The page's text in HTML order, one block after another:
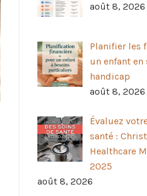
août 8, 2026
Planifier les
un enfant
handicap
août 8, 2026
Évaluez
santé :
Healthcare
2025
août 8, 2026